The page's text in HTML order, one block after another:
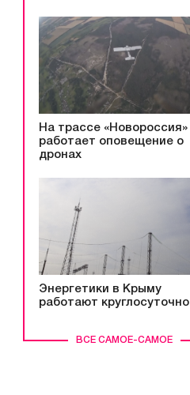
ВСЕ САМОЕ-САМОЕ
На трассе «Новороссия»
работает оповещение о
дронах
Энергетики в Крыму
работают круглосуточно